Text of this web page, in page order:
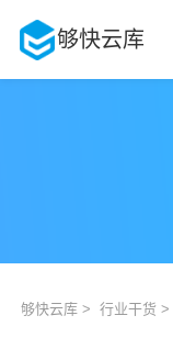
够快云库
够快云库 > 行业干货 >